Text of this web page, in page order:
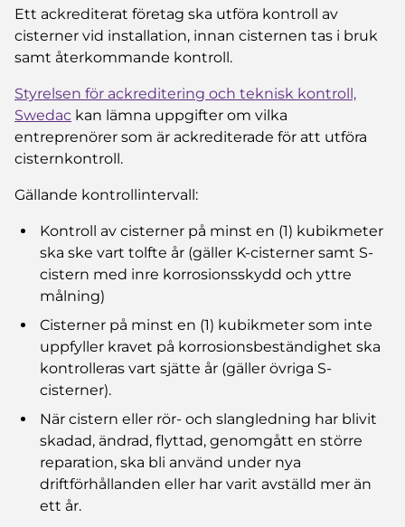
Ett ackrediterat företag ska utföra kontroll av
cisterner vid installation, innan cisternen tas i bruk
samt återkommande kontroll.
Styrelsen för ackreditering och teknisk kontroll,
Swedac kan lämna uppgifter om vilka
entreprenörer som är ackrediterade för att utföra
cisternkontroll.
Gällande kontrollintervall:
Kontroll av cisterner på minst en (1) kubikmeter
ska ske vart tolfte år (gäller K-cisterner samt S-
cistern med inre korrosionsskydd och yttre
målning)
Cisterner på minst en (1) kubikmeter som inte
uppfyller kravet på korrosionsbeständighet ska
kontrolleras vart sjätte år (gäller övriga S-
cisterner).
När cistern eller rör- och slangledning har blivit
skadad, ändrad, flyttad, genomgått en större
reparation, ska bli använd under nya
driftförhållanden eller har varit avställd mer än
ett år.